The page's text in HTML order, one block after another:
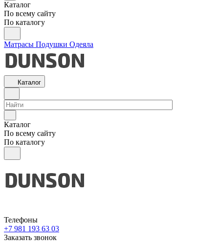
Каталог
По всему сайту
По каталогу
Матрасы Подушки Одеяла
Каталог
Каталог
По всему сайту
По каталогу
Телефоны
+7 981 193 63 03
Заказать звонок